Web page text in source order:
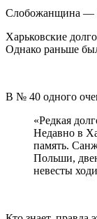
Слобожанщина ―
Харьковские
Однако раньше
В № 40 одного
«Редкая
Недавно в
память.
Польши,
невесты